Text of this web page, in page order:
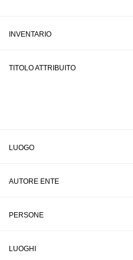
INVENTARIO
TITOLO ATTRIBUITO
LUOGO
AUTORE ENTE
PERSONE
LUOGHI